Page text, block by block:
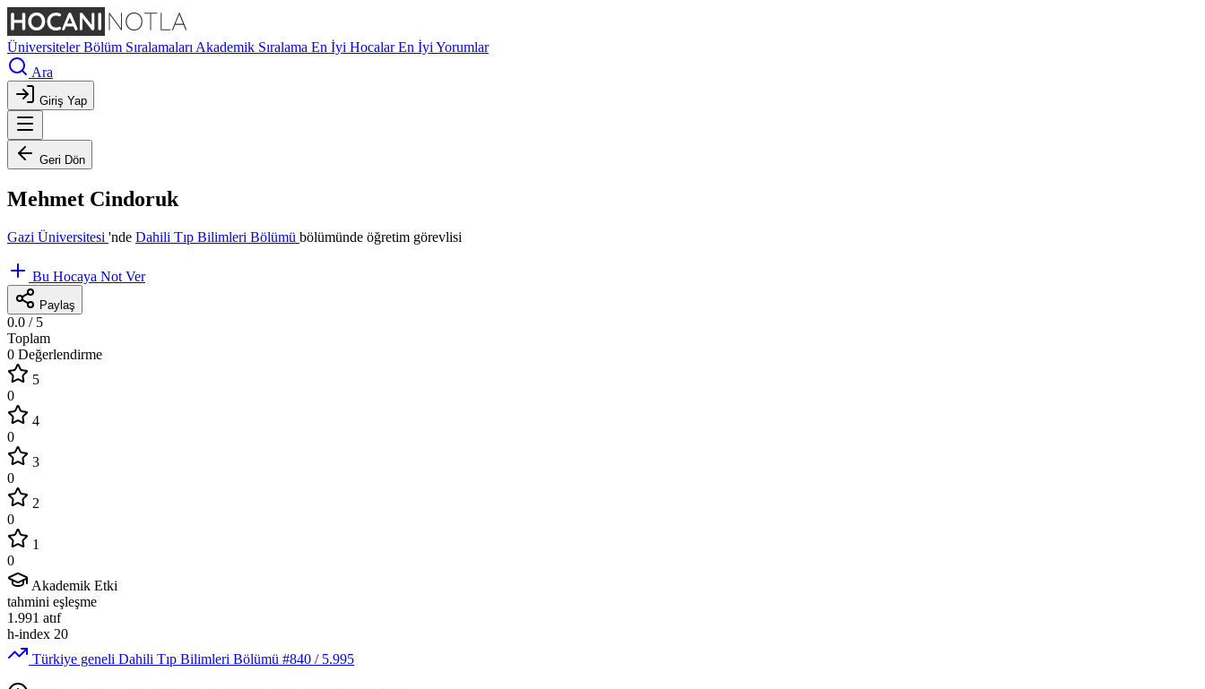
ÜniversitelerBölüm Sıralamaları Akademik Sıralama En İyi HocalarEn İyi Yorumlar
Ara
Giriş Yap
Geri Dön
Mehmet Cindoruk
Gazi Üniversitesi 'nde Dahili Tıp Bilimleri Bölümü bölümünde öğretim görevlisi
Bu Hocaya Not Ver
Paylaş
0.0 / 5
Toplam
0 Değerlendirme
5
0
4
0
3
0
2
0
1
0
Akademik Etki
tahmini eşleşme
1.991 atıf
h-index 20
Türkiye geneli Dahili Tıp Bilimleri Bölümü #840 / 5.995